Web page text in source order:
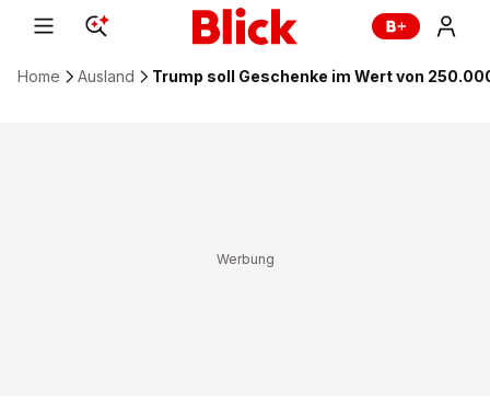
Home Ausland Trump soll Geschenke im Wert von